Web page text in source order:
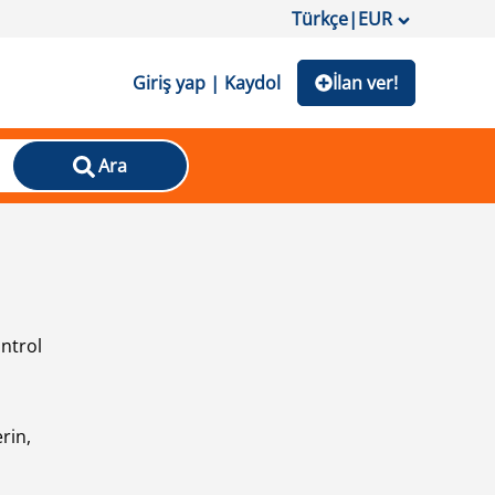
Türkçe|EUR
Giriş yap | Kaydol İlan ver!
Ara